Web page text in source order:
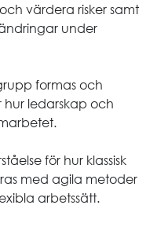
värdera risker samt
under
formas och
hur ledarskap och
för hur klassisk
med agila metoder
arbetssätt.